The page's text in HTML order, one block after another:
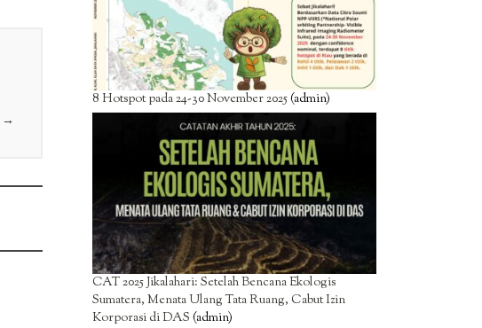
→
8 Hotspot pada 24-30 November 2025(admin)
CAT 2025 Jikalahari: Setelah Bencana Ekologis
Sumatera, Menata Ulang Tata Ruang, Cabut Izin
Korporasi di DAS (admin)